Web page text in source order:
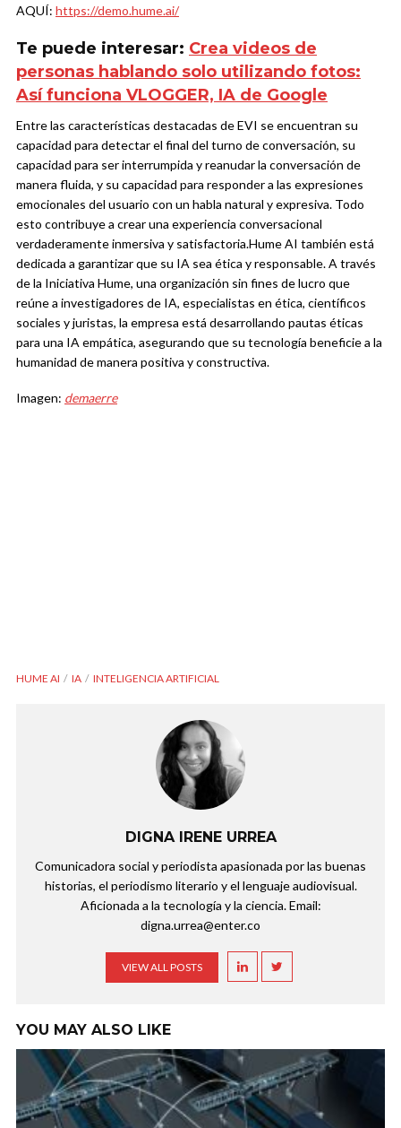
AQUÍ: https://demo.hume.ai/
Te puede interesar: Crea videos de
personas hablando solo utilizando fotos:
Así funciona VLOGGER, IA de Google
Entre las características destacadas de EVI se encuentran su
capacidad para detectar el final del turno de conversación, su
capacidad para ser interrumpida y reanudar la conversación de
manera fluida, y su capacidad para responder a las expresiones
emocionales del usuario con un habla natural y expresiva. Todo
esto contribuye a crear una experiencia conversacional
verdaderamente inmersiva y satisfactoria.Hume AI también está
dedicada a garantizar que su IA sea ética y responsable. A través
de la Iniciativa Hume, una organización sin fines de lucro que
reúne a investigadores de IA, especialistas en ética, científicos
sociales y juristas, la empresa está desarrollando pautas éticas
para una IA empática, asegurando que su tecnología beneficie a la
humanidad de manera positiva y constructiva.
Imagen: demaerre
HUME AI IA INTELIGENCIA ARTIFICIAL
DIGNA IRENE URREA
Comunicadora social y periodista apasionada por las buenas
historias, el periodismo literario y el lenguaje audiovisual.
Aficionada a la tecnología y la ciencia. Email:
digna.urrea@enter.co
VIEW ALL POSTS
YOU MAY ALSO LIKE